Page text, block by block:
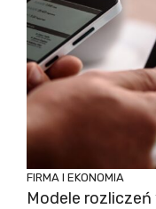
FIRMA I EKONOMIA
Modele